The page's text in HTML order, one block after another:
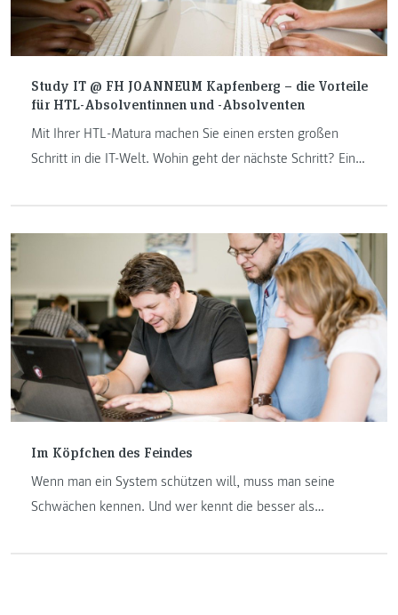
Study IT @ FH JOANNEUM Kapfenberg – die Vorteile
für HTL-Absolventinnen und -Absolventen
Mit Ihrer HTL-Matura machen Sie einen ersten großen
Schritt in die IT-Welt. Wohin geht der nächste Schritt? Eine
bestehenden Kompetenzen können Sie problemlos ins
Im Köpfchen des Feindes
Wenn man ein System schützen will, muss man seine
Schwächen kennen. Und wer kennt die besser als